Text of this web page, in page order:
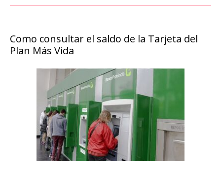
Como consultar el saldo de la Tarjeta del
Plan Más Vida